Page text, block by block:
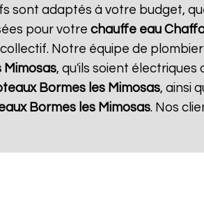
sont adaptés à votre budget,
pour votre chauffe eau
Notre équipe de
Mimosas, qu'ils soient électriques
Bormes les Mimosas, ainsi
Bormes les Mimosas. Nos